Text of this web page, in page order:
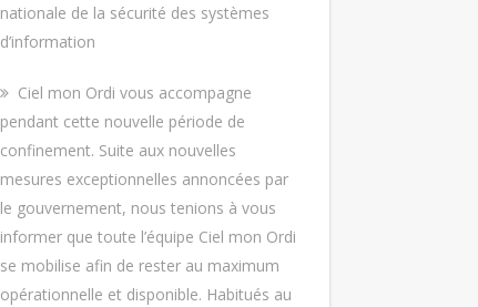
nationale de la sécurité des systèmes
d’information
Ciel mon Ordi vous accompagne
pendant cette nouvelle période de
confinement. Suite aux nouvelles
mesures exceptionnelles annoncées par
le gouvernement, nous tenions à vous
informer que toute l’équipe Ciel mon Ordi
se mobilise afin de rester au maximum
opérationnelle et disponible. Habitués au